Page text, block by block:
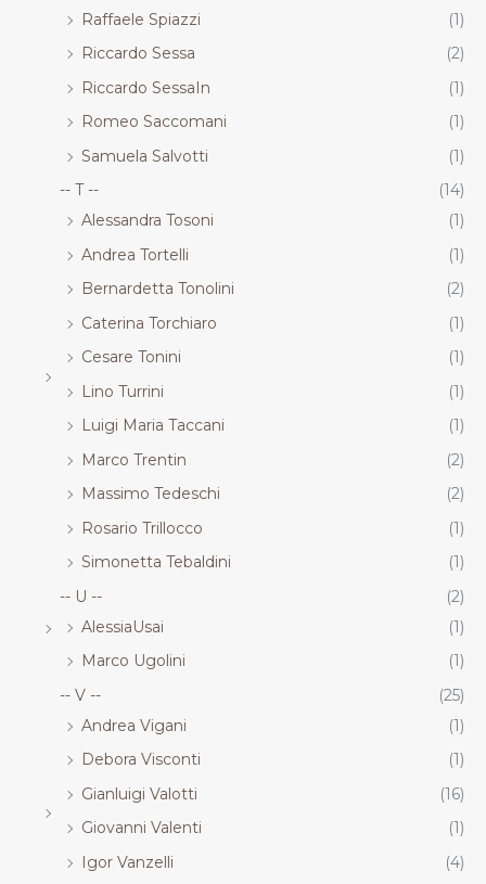
Raffaele Spiazzi
(1)
Riccardo Sessa
(2)
Riccardo SessaIn
(1)
Romeo Saccomani
(1)
Samuela Salvotti
(1)
-- T --
(14)
Alessandra Tosoni
(1)
Andrea Tortelli
(1)
Bernardetta Tonolini
(2)
Caterina Torchiaro
(1)
Cesare Tonini
(1)
Lino Turrini
(1)
Luigi Maria Taccani
(1)
Marco Trentin
(2)
Massimo Tedeschi
(2)
Rosario Trillocco
(1)
Simonetta Tebaldini
(1)
-- U --
(2)
AlessiaUsai
(1)
Marco Ugolini
(1)
-- V --
(25)
Andrea Vigani
(1)
Debora Visconti
(1)
Gianluigi Valotti
(16)
Giovanni Valenti
(1)
Igor Vanzelli
(4)